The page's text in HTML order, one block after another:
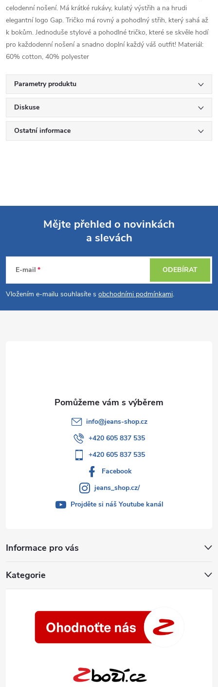
celodenní nošení. Má krátké rukávy, kulatý výstřih a na hrudi
elegantní logo Gap. Tričko má rovný a pohodlný střih, který sahá až
k bokům. Jednoduše stylové a pohodlné tričko, které se skvěle hodí
pro každodenní nošení a snadno doplní každý váš outfit! Materiál:
60% cotton, 40% polyester
Parametry produktu
Diskuse
Ostatní informace
p
a
Mějte přehled o novinkách
a slevách
E-mail
Vložením e-mailu souhlasíte s obchodními podmínkami.
ODEBÍRAT
Informace pro vás
Kategorie
info@jeans-shop.cz
+420 605 837 535
+420 605 837 535
Facebook
jeans_shop.cz/
Projděte si náš Youtube kanál